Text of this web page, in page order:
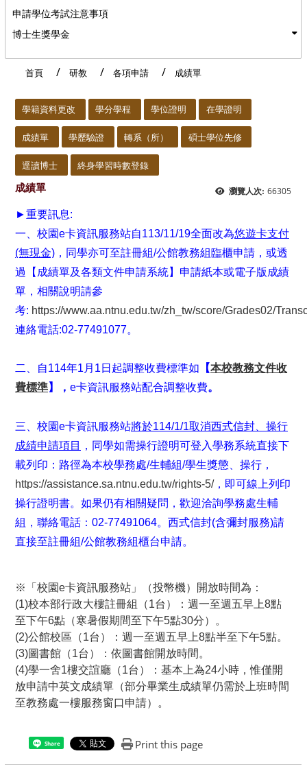
申請學位考試注意事項
博士生獎學金
首頁 研教 各項申請 成績單
學籍資料更改 學分學程 學位證明 在學證明
成績單 學歷驗證 轉系（所） 碩士學位先修
逕讀博士 終身學習時數登錄
瀏覽人次: 66305
成績單
►重要訊息:
一、校園e卡資訊服務站自113/11/19全面改為悠遊卡支付
(無現金) ，同學亦可至註冊組/公館教務組臨櫃申請，或透
過【成績單及各類文件申請系統】申請紙本或電子版成績
單，相關說明請參
考: https://www.aa.ntnu.edu.tw/zh_tw/score/Grades02/
連絡電話:02-77491077。
二、自114年1月1日起調整收費標準如 【本校教務文件收
費標準】， e卡資訊服務站配合調整收費。
三、校園e卡資訊服務站將於114/1/1取消西式信封、操行
成績申請項目
，同學如需操行證明可登入學務系統直接下
載列印：路徑為本校學務處/生輔組/學生獎懲、操行，
https://assistance.sa.ntnu.edu.tw/rights-5/，即可線上列印
操行證明書。如果仍有相關疑問，歡迎洽詢學務處生輔
組，聯絡電話：02-77491064。西式信封(含彌封服務)請
直接至註冊組/公館教務組櫃台申請。
※「校園e卡資訊服務站」（投幣機）開放時間為：
(1)校本部行政大樓註冊組（1台）：週一至週五早上8點
至下午6點（寒暑假期間至下午5點30分）。
(2)公館校區（1台）：週一至週五早上8點半至下午5點。
(3)圖書館（1台）：依圖書館開放時間。
(4)學一舍1樓交誼廳（1台）：基本上為24小時，惟僅開
放申請中英文成績單（部分畢業生成績單仍需於上班時間
至教務處一樓服務窗口申請）。
Share Print this page